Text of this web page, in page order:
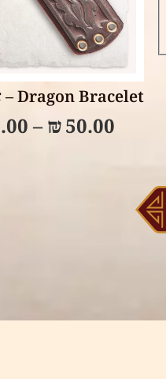
Select options
Dragon Bracelet – צמיד דרקון
₪ 50.00
–